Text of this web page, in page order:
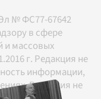
№ ФС77-67642
в сфере
и массовых
г. Редакция не
информации,
Редакция не